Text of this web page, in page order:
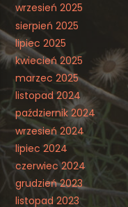
wrzesień 2025
sierpień 2025
lipiec 2025
kwiecień 2025
marzec 2025
listopad 2024
październik 2024
wrzesień 2024
lipiec 2024
czerwiec 2024
grudzień 2023
listopad 2023